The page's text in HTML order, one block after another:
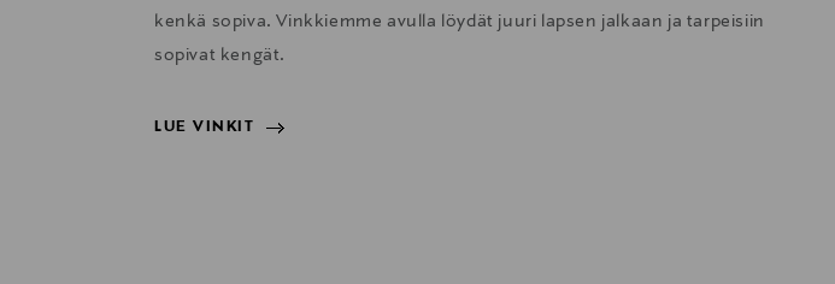
kenkä sopiva. Vinkkiemme avulla löydät juuri lapsen jalkaan ja tarpeisiin
sopivat kengät.
LUE VINKIT